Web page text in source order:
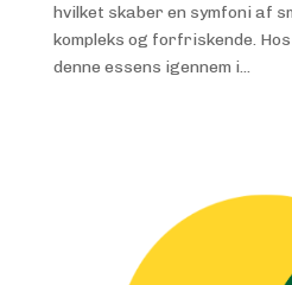
hvilket skaber en symfoni af
kompleks og forfriskende.
denne essens igennem i...